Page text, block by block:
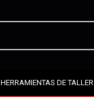
HERRAMIENTAS DE TALLER